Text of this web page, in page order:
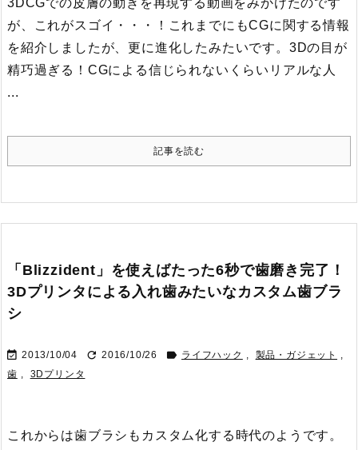
3DCGでの皮膚の動きを再現する動画をみかけたのです
が、これがスゴイ・・・！ これまでにもCGに関する情報
を紹介しましたが、更に進化したみたいです。 3Dの目が
精巧過ぎる！CGによる信じられないくらいリアルな人
...
記事を読む
「Blizzident」を使えばたった6秒で歯磨き完了！
3Dプリンタによる入れ歯みたいなカスタム歯ブラ
シ
 2013/10/04  2016/10/26  ライフハック , 製品・ガジェット
,
歯 , 3Dプリンタ
これからは歯ブラシもカスタム化する時代のようです。